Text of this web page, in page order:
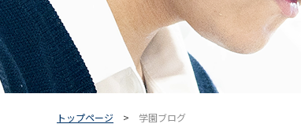
トップページ 学園ブログ